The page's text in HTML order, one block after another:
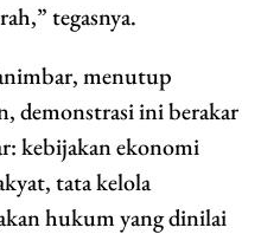
tegasnya.
menutup
demonstrasi ini berakar
kebijakan ekonomi
tata kelola
hukum yang dinilai